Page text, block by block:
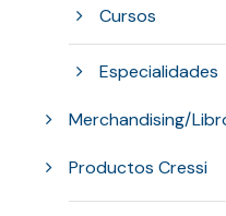
Cursos
Especialidades
Merchandising/
Productos Cressi